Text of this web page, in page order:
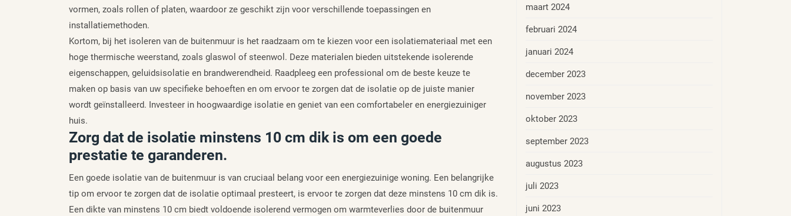
vormen, zoals rollen of platen, waardoor ze geschikt zijn voor verschillende toepassingen en
installatiemethoden.
Kortom, bij het isoleren van de buitenmuur is het raadzaam om te kiezen voor een isolatiemateriaal met een
hoge thermische weerstand, zoals glaswol of steenwol. Deze materialen bieden uitstekende isolerende
eigenschappen, geluidsisolatie en brandwerendheid. Raadpleeg een professional om de beste keuze te
maken op basis van uw specifieke behoeften en om ervoor te zorgen dat de isolatie op de juiste manier
wordt geïnstalleerd. Investeer in hoogwaardige isolatie en geniet van een comfortabeler en energiezuiniger
huis.
Zorg dat de isolatie minstens 10 cm dik is om een goede
prestatie te garanderen.
Een goede isolatie van de buitenmuur is van cruciaal belang voor een energiezuinige woning. Een belangrijke
tip om ervoor te zorgen dat de isolatie optimaal presteert, is ervoor te zorgen dat deze minstens 10 cm dik is.
Een dikte van minstens 10 cm biedt voldoende isolerend vermogen om warmteverlies door de buitenmuur
maart 2024
februari 2024
januari 2024
december 2023
november 2023
oktober 2023
september 2023
augustus 2023
juli 2023
juni 2023